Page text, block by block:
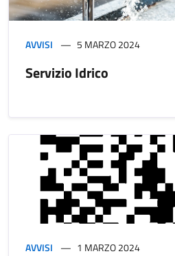
AVVISI 5 MARZO 2024
Servizio Idrico
AVVISI 1 MARZO 2024